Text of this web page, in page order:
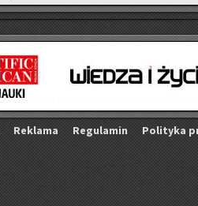
Re­kla­ma Re­gu­la­min Po­li­ty­ka